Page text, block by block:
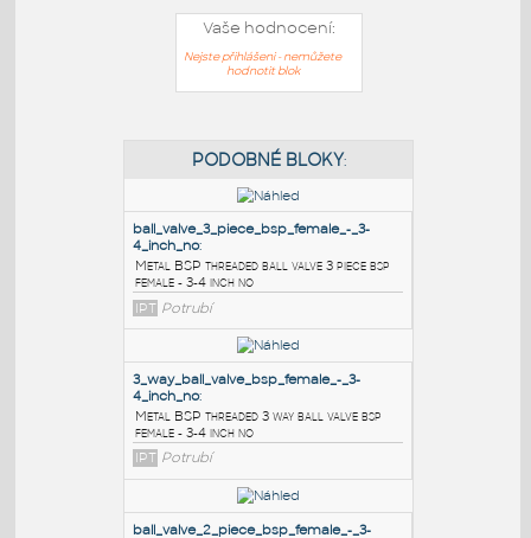
Vaše hodnocení:
Nejste přihlášeni - nemůžete
hodnotit blok
PODOBNÉ BLOKY
ball_valve_3_piece_bsp_female_-_3-
4_inch_no
Metal BSP threaded ball valve 3 piece bsp
female - 3-4 inch no
IPT Potrubí